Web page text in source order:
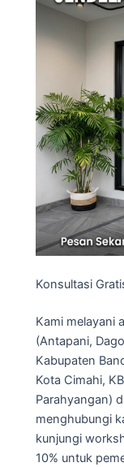
Konsultasi
Kami melayani
(Antapani,
Kabupaten
Kota Cimahi,
Parahyangan)
menghubungi
kunjungi
10% untuk